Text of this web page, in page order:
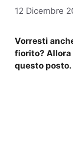
12 Dicembre
Vorresti
fiorito? Allora
questo